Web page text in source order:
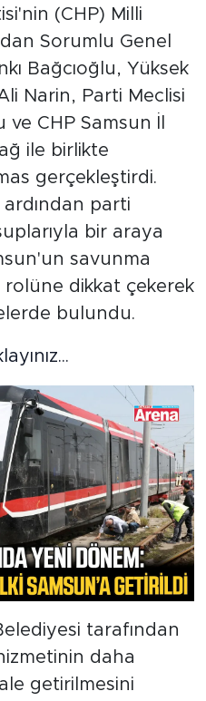
(CHP) Milli
Sorumlu Genel
Bağcıoğlu, Yüksek
Narin, Parti Meclisi
CHP Samsun İl
ile birlikte
gerçekleştirdi.
parti
bir araya
savunma
dikkat çekerek
bulundu.
tarafından
daha
getirilmesini